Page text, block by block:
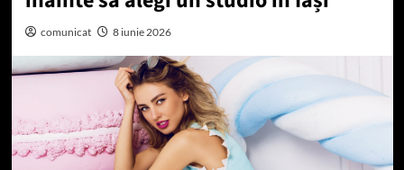
comunicat 8 iunie 2026